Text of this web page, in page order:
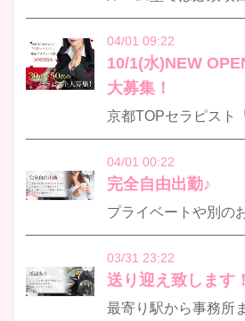
04/01 09:22
10/1(水)NEW
大募集！
04/01 00:22
完全自由出勤♪
03/31 23:22
送り迎え致します